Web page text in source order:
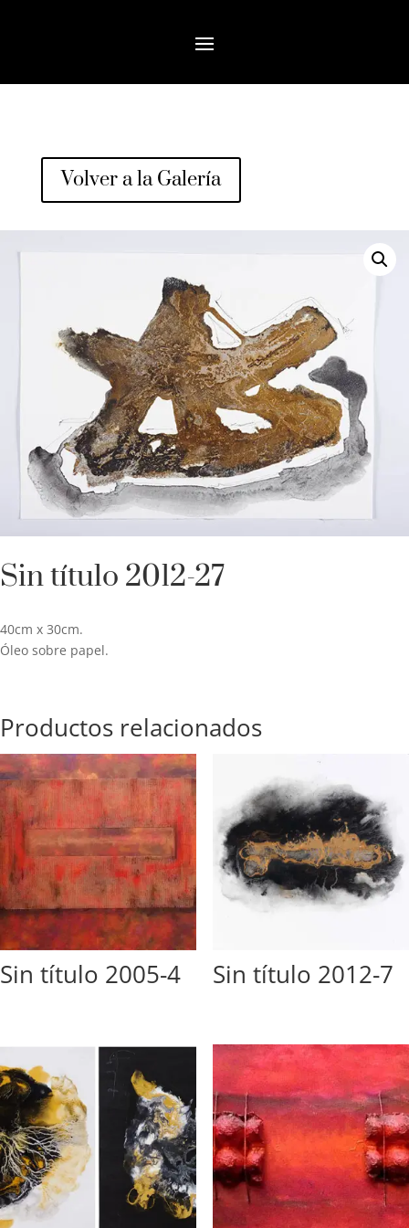
Volver a la Galería
Sin título 2012-27
40cm x 30cm.
Óleo sobre papel.
Productos relacionados
Sin título 2005-4 Sin título 2012-7